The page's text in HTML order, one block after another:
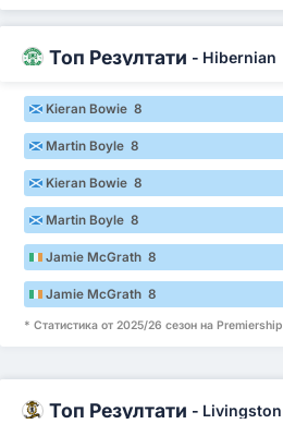
Топ Резултати - Hibernian
Kieran Bowie 8
Martin Boyle 8
Kieran Bowie 8
Martin Boyle 8
Jamie McGrath 8
Jamie McGrath 8
* Статистика от 2025/26 сезон на Premiership
Топ Резултати - Livingston